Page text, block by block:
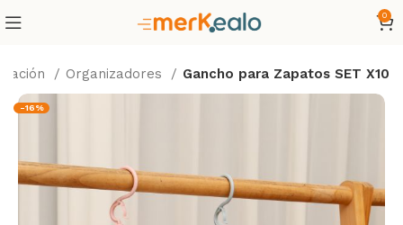
0
Organizadores Gancho para Zapatos SET X10
-16%